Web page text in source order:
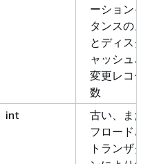
ーションイ
タンスのメ
とディスク
ャッシュさ
変更レコー
数
int
古い、また
フロードさ
トランザク